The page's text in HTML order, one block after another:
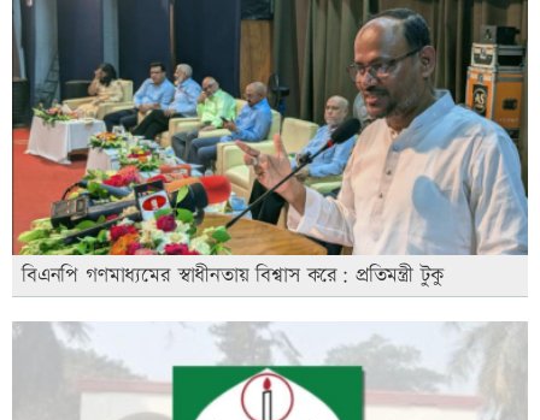
বিএনপি গণমাধ্যমের স্বাধীনতায় বিশ্বাস করে: প্রতিমন্ত্রী টুকু